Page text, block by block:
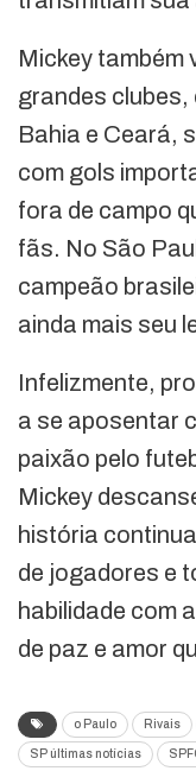
Mickey também
grandes clubes,
Bahia e Ceará,
com gols
fora de campo
fãs. No São
campeão
ainda mais seu
Infelizmente,
a se aposentar
paixão pelo
Mickey
história
de jogadores e
habilidade com a
de paz e amor
o Paulo Rivais
SP últimas notícias